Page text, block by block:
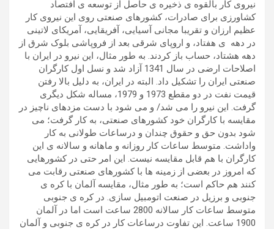
نیروی کار بالقوه ی ذخیره ی حاصل از توسعه ی افتصاد
کشاورزی برای صادرات، کشورهای صنعتی روی این نیروی کار
عظیم ارزان و تقریبا مجانی آسیایی، آفریقایی، آمریکای لاتینی
در دهه ی هفتاد، و اروپای شرقی بعد از فروپاشی بلوک شرق از
دهه هشتاد، حساب باز کردند. به طور مثال، این نیرو در ایران با
اصلاحات ارضی در سال 1341 آزاد شد و نسل اول کارگران
صنعتی ایران را تشکیل داد. البته در ایران، به دلیل بالا رفتن
قیمت نفت در دو مقطع 1973 و 1979، مساله شکل دیگری
گرفت. این نیرو را می شد/ و می شود با دست مزدهای ناچیز در
مقایسه با کارگران خود کشورهای صنعتی، به کار گرفت؛ می
شود بدون حق و حقوق چندان و درساعات طولانی به کار
واداشت. متوسط ساعات کار روزانه و ماهانه و سالانه ی این
کارگران با هم قابل مقایسه نیست. این امر حتی در کشورهایی
که امروز در بعضی از زمینه ها با کشورهای صنعتی رقابت می
کنند هم حاکم است؛ به طور مثال، مقایسه آلمان با کره ی
جنوبی و برزیل در صنعت اتومبیل سازی. در کره ی جنوبی
متوسط ساعات کار سالانه 2800 ساعت است اما در آلمان
1900 ساعت. این تفاوت درساعات کار در کره ی جنوبی و آلمان